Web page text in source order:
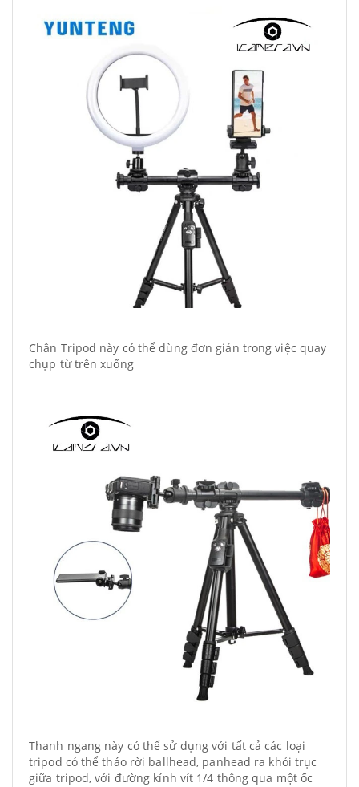
Chân Tripod này có thể dùng đơn giản trong việc quay
chụp từ trên xuống
Thanh ngang này có thể sử dụng với tất cả các loại
tripod có thể tháo rời ballhead, panhead ra khỏi trục
giữa tripod, với đường kính vít 1/4 thông qua một ốc